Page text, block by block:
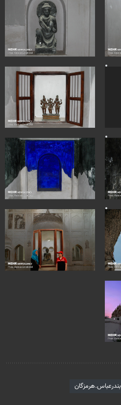
بندرعباس.هرمزگان